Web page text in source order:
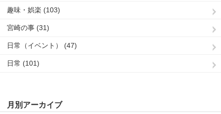
趣味・娯楽 (103)
宮崎の事 (31)
日常（イベント） (47)
日常 (101)
月別アーカイブ